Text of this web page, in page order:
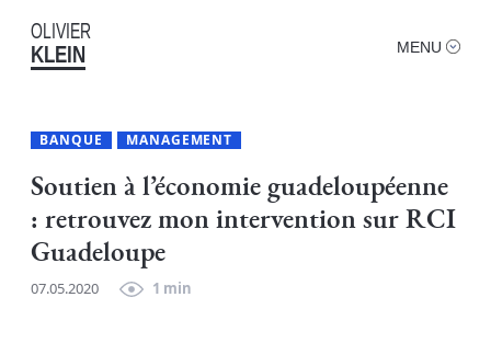
OLIVIER
KLEIN MENU
BANQUE MANAGEMENT
Soutien à l’économie guadeloupéenne
: retrouvez mon intervention sur RCI
Guadeloupe
07.05.2020 1 min